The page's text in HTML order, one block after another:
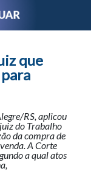
que
RS, aplicou
do Trabalho
da compra de
A Corte
a qual atos